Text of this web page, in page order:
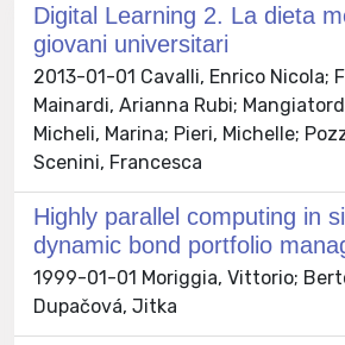
Digital Learning 2. La dieta
giovani universitari
2013-01-01 Cavalli, Enrico Nicola;
Mainardi, Arianna Rubi;
Micheli, Marina; Pieri, Michelle;
Scenini, Francesca
Highly parallel computing in
dynamic bond portfolio
1999-01-01 Moriggia, Vittorio;
Dupačová, Jitka